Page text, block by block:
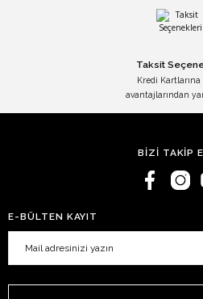
Taksit
Kredi Kartlarına
avantajlarından
BİZİ TAKİP
E-BÜLTEN KAYIT